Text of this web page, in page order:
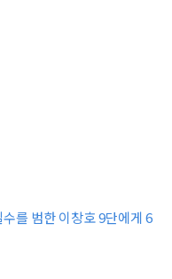
를 범한 이창호 9단에게 6